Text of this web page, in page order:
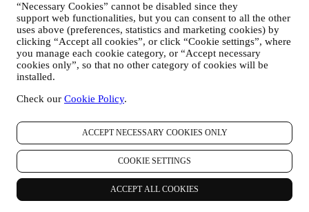
“Necessary Cookies” cannot be disabled since they
support web functionalities, but you can consent to all the other
uses above (preferences, statistics and marketing cookies) by
clicking “Accept all cookies”, or click “Cookie settings”, where
you manage each cookie category, or “Accept necessary
cookies only”, so that no other category of cookies will be
installed.
Check our Cookie Policy.
ACCEPT NECESSARY COOKIES ONLY
COOKIE SETTINGS
ACCEPT ALL COOKIES
Håndverket vårt
Kundeservice
FAQ
Levering & retur
Garanti
Angret kjøp
Juridisk
Kjøpsvilkår
Gavekort
Kampanjer og konkurranser